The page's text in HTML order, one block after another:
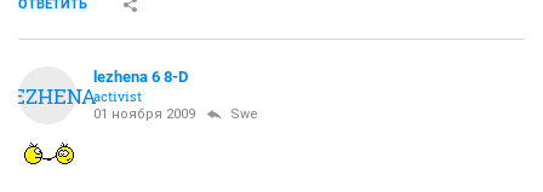
ОТВЕТИТЬ
LEZHENA
lezhena 6 8-D
activist
01 ноября 2009 Swe